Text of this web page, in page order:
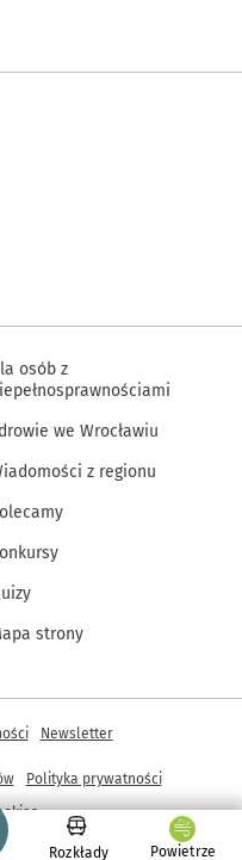
główna - wroclaw.pl
Rozkłady Powietrze
osób z
we Wrocławiu
z regionu
strony
Newsletter
Polityka prywatności